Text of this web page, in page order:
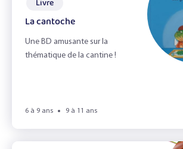
Livre
La cantoche
Une BD amusante sur la
thématique de la cantine !
6 à 9 ans 9 à 11 ans